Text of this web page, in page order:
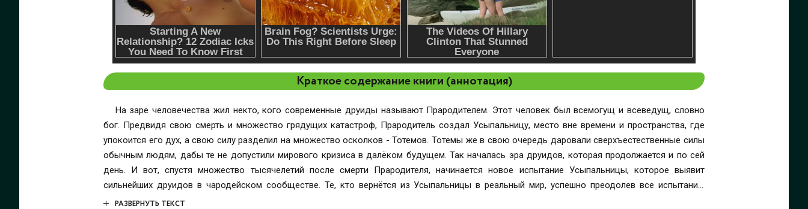
Краткое содержание книги (аннотация)
На заре человечества жил некто, кого современные друиды называют Прародителем. Этот человек был всемогущ и всеведущ, словно
бог. Предвидя свою смерть и множество грядущих катастроф, Прародитель создал Усыпальницу, место вне времени и пространства, где
упокоится его дух, а свою силу разделил на множество осколков - Тотемов. Тотемы же в свою очередь даровали сверхъестественные силы
обычным людям, дабы те не допустили мирового кризиса в далёком будущем. Так началась эра друидов, которая продолжается и по сей
день. И вот, спустя множество тысячелетий после смерти Прародителя, начинается новое испытание Усыпальницы, которое выявит
сильнейших друидов в чародейском сообществе. Те, кто вернётся из Усыпальницы в реальный мир, успешно преодолев все испытания,
должны будут совладать с очередной грядущей катастрофой.
РАЗВЕРНУТЬ ТЕКСТ